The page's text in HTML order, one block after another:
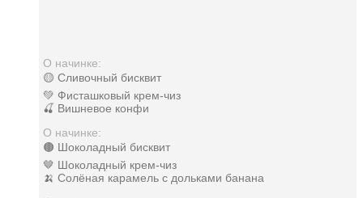
О начинке:
🟡 Сливочный бисквит
💚 Фисташковый крем-чиз
🍒 Вишневое конфи
О начинке:
🟤 Шоколадный бисквит
🤎 Шоколадный крем-чиз
🍌 Солёная карамель с дольками банана